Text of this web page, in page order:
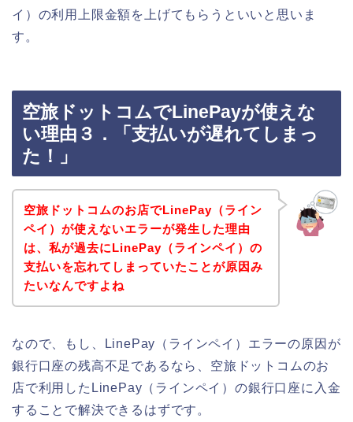
イ）の利用上限金額を上げてもらうといいと思いま
す。
空旅ドットコムでLinePayが使えな
い理由３．「支払いが遅れてしまっ
た！」
空旅ドットコムのお店でLinePay（ライン
ペイ）が使えないエラーが発生した理由
は、私が過去にLinePay（ラインペイ）の
支払いを忘れてしまっていたことが原因み
たいなんですよね
なので、もし、LinePay（ラインペイ）エラーの原因が
銀行口座の残高不足であるなら、空旅ドットコムのお
店で利用したLinePay（ラインペイ）の銀行口座に入金
することで解決できるはずです。